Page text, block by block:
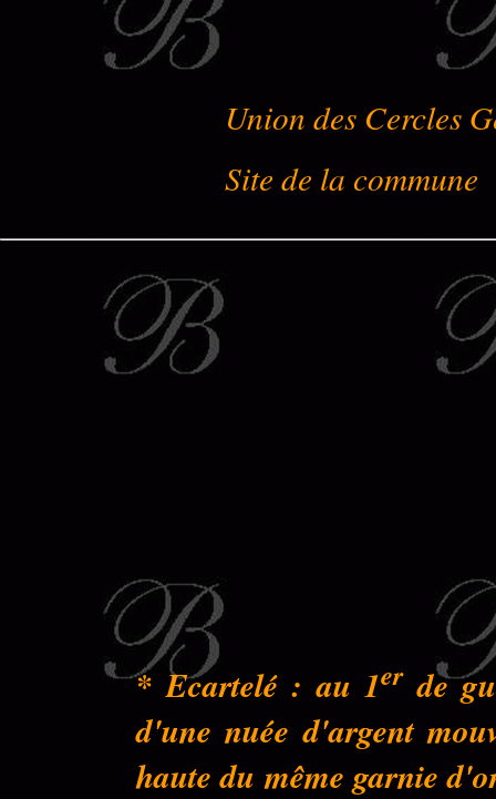
Union des Cercles
Site de la commune
* Ecartelé : au 1erde
d'une nuée d'argent
haute du même garnie